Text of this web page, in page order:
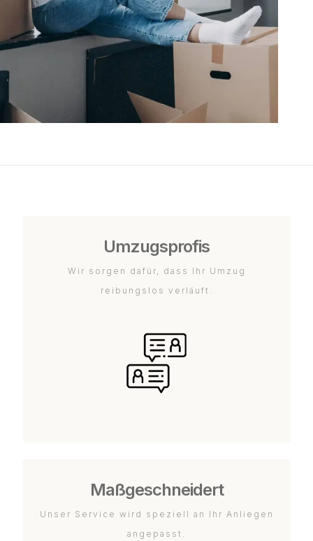
Umzugsprofis
Wir sorgen dafür, dass Ihr Umzug
reibungslos verläuft.
Maßgeschneidert
Unser Service wird speziell an Ihr Anliegen
angepasst.